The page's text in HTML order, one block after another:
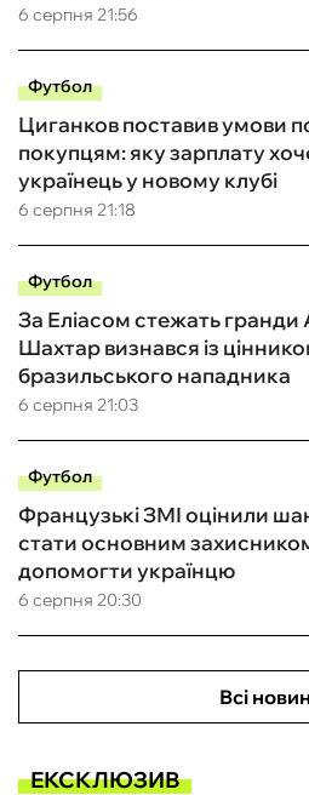
6 серпня 21:56
Футбол
6 серпня 21:18
Циганков поставив умови
покупцям: яку зарплату
українець у новому клубі
Футбол
6 серпня 21:03
За Еліасом стежать гранди
Шахтар визнався із
бразильського нападника
Футбол
6 серпня 20:30
Французькі ЗМІ оцінили
стати основним
допомогти українцю
Всі
ЕКСКЛЮЗИВ